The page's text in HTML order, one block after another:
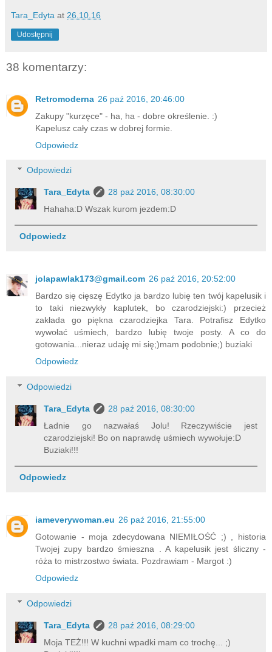
Tara_Edyta at 26.10.16
Udostępnij
38 komentarzy:
Retromoderna 26 paź 2016, 20:46:00
Zakupy "kurzęce" - ha, ha - dobre określenie. :)
Kapelusz cały czas w dobrej formie.
Odpowiedz
Odpowiedzi
Tara_Edyta
28 paź 2016, 08:30:00
Hahaha:D Wszak kurom jezdem:D
Odpowiedz
jolapawlak173@gmail.com 26 paź 2016, 20:52:00
Bardzo się cięszę Edytko ja bardzo lubię ten twój kapelusik i
to taki niezwykły kaplutek, bo czarodziejski:) przecież
zakłada go piękna czarodziejka Tara. Potrafisz Edytko
wywołać uśmiech, bardzo lubię twoje posty. A co do
gotowania...nieraz udaję mi się;)mam podobnie;) buziaki
Odpowiedz
Odpowiedzi
Tara_Edyta
28 paź 2016, 08:30:00
Ładnie go nazwałaś Jolu! Rzeczywiście jest
czarodziejski! Bo on naprawdę uśmiech wywołuje:D
Buziaki!!!
Odpowiedz
iameverywoman.eu 26 paź 2016, 21:55:00
Gotowanie - moja zdecydowana NIEMIŁOŚĆ ;) , historia
Twojej zupy bardzo śmieszna . A kapelusik jest śliczny -
róża to mistrzostwo świata. Pozdrawiam - Margot :)
Odpowiedz
Odpowiedzi
Tara_Edyta
28 paź 2016, 08:29:00
Moja TEŻ!!! W kuchni wpadki mam co trochę... ;)